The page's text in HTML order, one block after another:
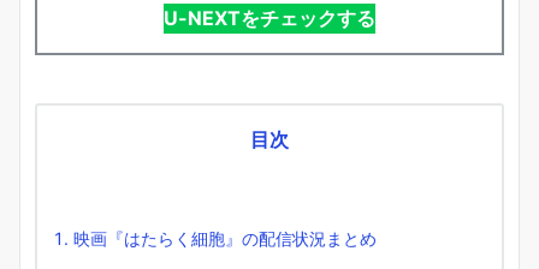
U-NEXTをチェックする
目次
映画『はたらく細胞』の配信状況まとめ